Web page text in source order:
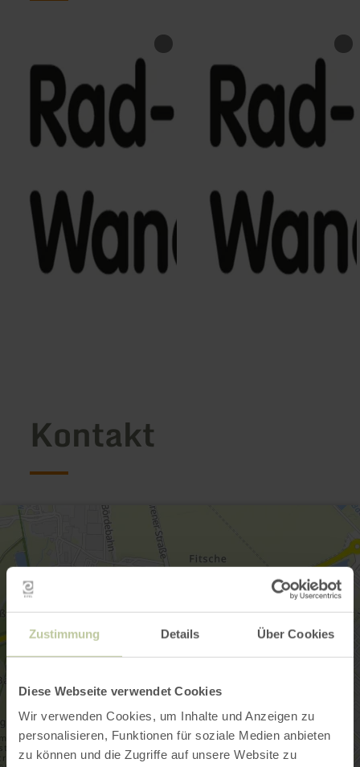
Zustimmung Details Über Cookies
Diese Webseite verwendet Cookies
Wir verwenden Cookies, um Inhalte und Anzeigen zu
personalisieren, Funktionen für soziale Medien anbieten
zu können und die Zugriffe auf unsere Website zu
Kontakt